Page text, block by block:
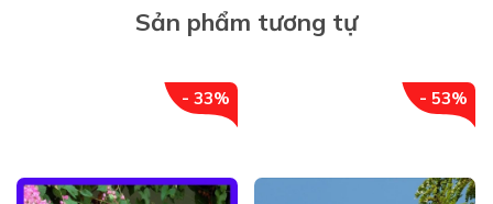
Sản phẩm tương tự
- 33% - 53%